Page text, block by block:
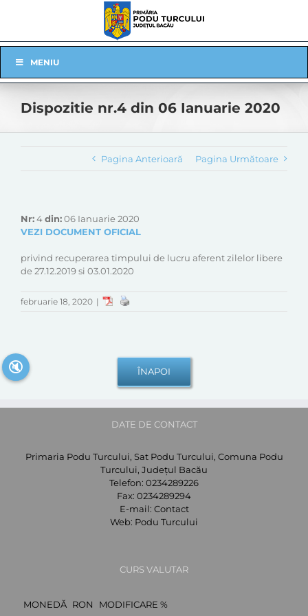
Navigation
MENIU
Dispozitie nr.4 din 06 Ianuarie 2020
Pagina Anterioară Pagina Următoare
Nr:4din:06 Ianuarie 2020
VEZI DOCUMENT OFICIAL
privind recuperarea timpului de lucru aferent zilelor libere
de 27.12.2019 si 03.01.2020
februarie 18, 2020 |
DATE DE CONTACT
Primaria Podu Turcului, Sat Podu Turcului, Comuna Podu
Turcului, Județul Bacău
Telefon: 0234289226
Fax: 0234289294
E-mail: Contact
Web: Podu Turcului
CURS VALUTAR
MONEDĂ RON
MODIFICARE %
🔇